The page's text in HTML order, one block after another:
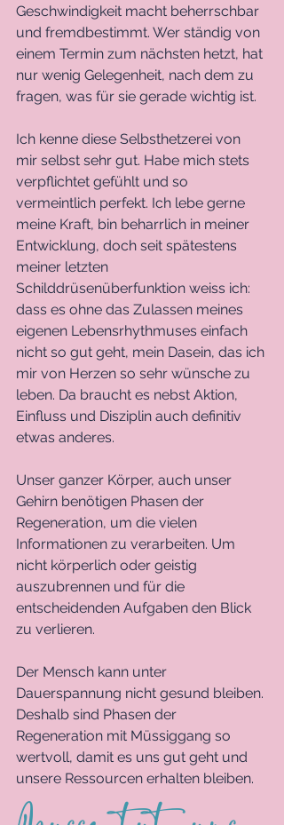
Geschwindigkeit macht beherrschbar
und fremdbestimmt. Wer ständig von
einem Termin zum nächsten hetzt, hat
nur wenig Gelegenheit, nach dem zu
fragen, was für sie gerade wichtig ist.
Ich kenne diese Selbsthetzerei von
mir selbst sehr gut. Habe mich stets
verpflichtet gefühlt und so
vermeintlich perfekt. Ich lebe gerne
meine Kraft, bin beharrlich in meiner
Entwicklung, doch seit spätestens
meiner letzten
Schilddrüsenüberfunktion weiss ich:
dass es ohne das Zulassen meines
eigenen Lebensrhythmuses einfach
nicht so gut geht, mein Dasein, das ich
mir von Herzen so sehr wünsche zu
leben. Da braucht es nebst Aktion,
Einfluss und Disziplin auch definitiv
etwas anderes.
Unser ganzer Körper, auch unser
Gehirn benötigen Phasen der
Regeneration, um die vielen
Informationen zu verarbeiten. Um
nicht körperlich oder geistig
auszubrennen und für die
entscheidenden Aufgaben den Blick
zu verlieren.
Der Mensch kann unter
Dauerspannung nicht gesund bleiben.
Deshalb sind Phasen der
Regeneration mit Müssiggang so
wertvoll, damit es uns gut geht und
unsere Ressourcen erhalten bleiben.